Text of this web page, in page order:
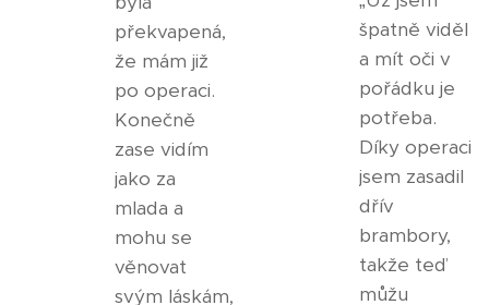
překvapená,
že mám již
po operaci.
Konečně
zase vidím
jako za
mlada a
mohu se
věnovat
svým láskám,
špatně viděl
a mít oči v
pořádku je
potřeba.
Díky operaci
jsem zasadil
dřív
brambory,
takže teď
můžu